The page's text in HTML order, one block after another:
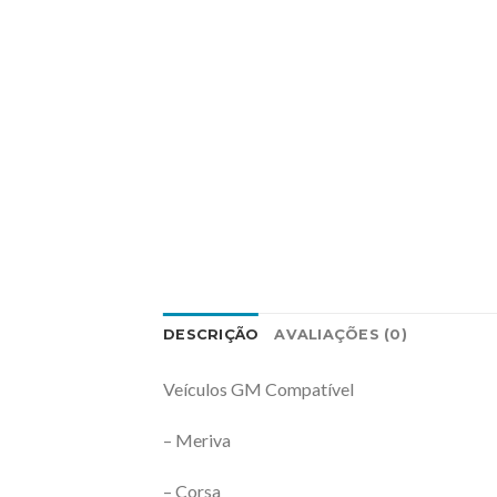
DESCRIÇÃO AVALIAÇÕES (0)
Veículos GM Compatível
– Meriva
– Corsa